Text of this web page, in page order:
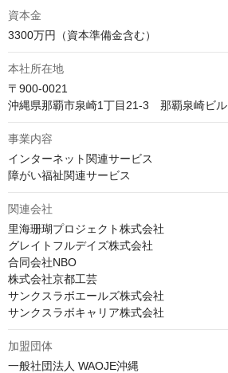
資本金
3300万円（資本準備金含む）
本社所在地
〒900-0021
沖縄県那覇市泉崎1丁目21-3　那覇泉崎ビル
事業内容
インターネット関連サービス
障がい福祉関連サービス
関連会社
里海珊瑚プロジェクト株式会社
グレイトフルデイズ株式会社
合同会社NBO
株式会社京都工芸
サンクスラボエールズ株式会社
サンクスラボキャリア株式会社
加盟団体
一般社団法人 WAOJE沖縄